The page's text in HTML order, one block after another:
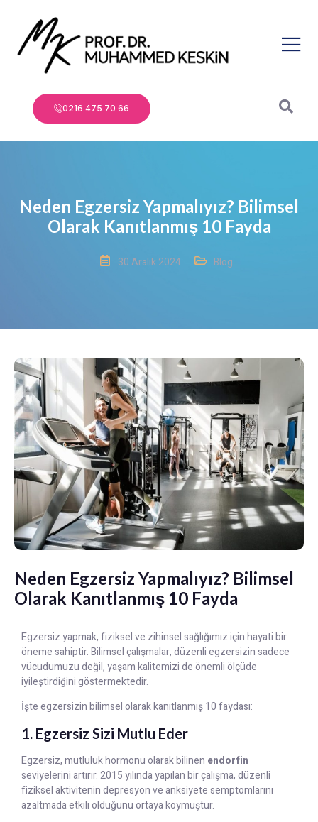
0216 475 70 66
Neden Egzersiz Yapmalıyız? Bilimsel
Olarak Kanıtlanmış 10 Fayda
30 Aralık 2024 Blog
Neden Egzersiz Yapmalıyız? Bilimsel
Olarak Kanıtlanmış 10 Fayda
Egzersiz yapmak, fiziksel ve zihinsel sağlığımız için hayati bir
öneme sahiptir. Bilimsel çalışmalar, düzenli egzersizin sadece
vücudumuzu değil, yaşam kalitemizi de önemli ölçüde
iyileştirdiğini göstermektedir.
İşte egzersizin bilimsel olarak kanıtlanmış 10 faydası:
1. Egzersiz Sizi Mutlu Eder
Egzersiz, mutluluk hormonu olarak bilinen endorfin
seviyelerini artırır. 2015 yılında yapılan bir çalışma, düzenli
fiziksel aktivitenin depresyon ve anksiyete semptomlarını
azaltmada etkili olduğunu ortaya koymuştur.